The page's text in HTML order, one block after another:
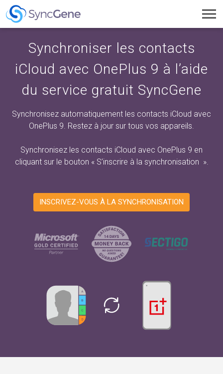
Synchroniser les contacts
iCloud avec OnePlus 9 à l’aide
du service gratuit SyncGene
Synchronisez automatiquement les contacts iCloud avec
OnePlus 9. Restez à jour sur tous vos appareils.
Synchronisez les contacts iCloud avec OnePlus 9 en
cliquant sur le bouton « S’inscrire à la synchronisation ».
INSCRIVEZ-VOUS À LA SYNCHRONISATION